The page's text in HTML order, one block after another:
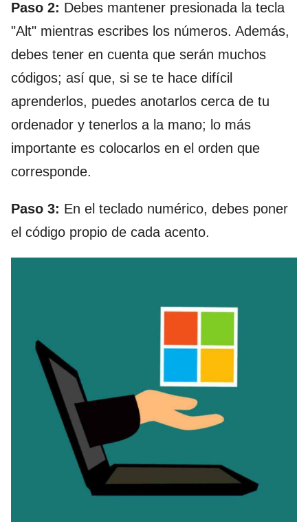
Paso 2: Debes mantener presionada la tecla
"Alt" mientras escribes los números. Además,
debes tener en cuenta que serán muchos
códigos; así que, si se te hace difícil
aprenderlos, puedes anotarlos cerca de tu
ordenador y tenerlos a la mano; lo más
importante es colocarlos en el orden que
corresponde.
Paso 3: En el teclado numérico, debes poner
el código propio de cada acento.